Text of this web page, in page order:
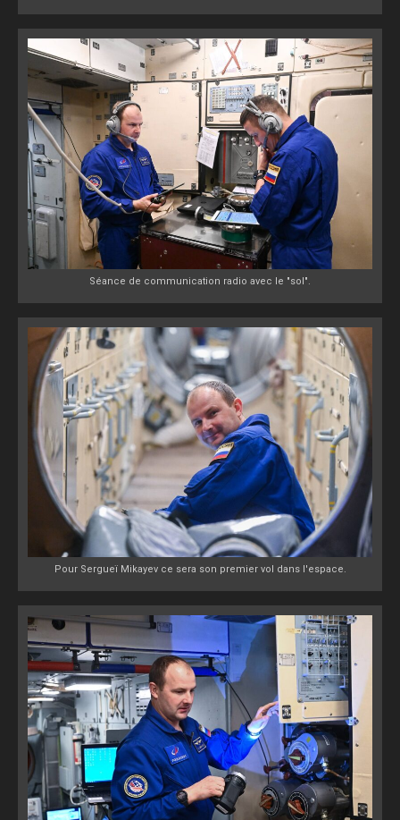
Séance de communication radio avec le "sol".
Pour Sergueï Mikayev ce sera son premier vol dans l'espace.